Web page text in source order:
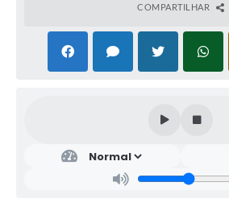
COMPARTILHAR